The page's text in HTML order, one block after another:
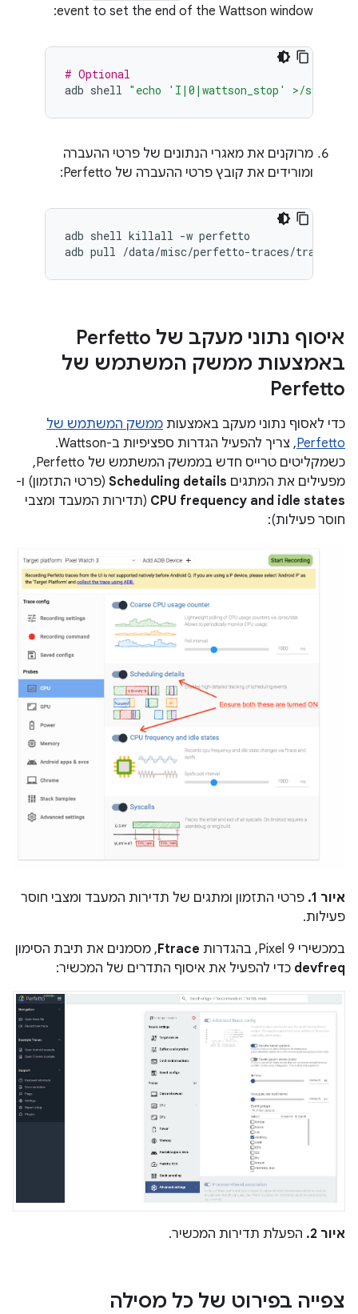
event to set the end of the Wattson window:
# Optional
adb shell "echo 'I|0|wattson_stop' >/sys/
מרוקנים את מאגרי הנתונים של פרטי ההעברה
ומורידים את קובץ פרטי ההעברה של Perfetto:
adb shell killall -w perfetto
adb pull /data/misc/perfetto-traces/trace
איסוף נתוני מעקב של Perfetto
באמצעות ממשק המשתמש של
Perfetto
כדי לאסוף נתוני מעקב באמצעות ממשק המשתמש של
Perfetto
, צריך להפעיל הגדרות ספציפיות ב-Wattson.
כשמקליטים טרייס חדש בממשק המשתמש של Perfetto,
מפעילים את המתגים Scheduling details (פרטי התזמון) ו-
CPU frequency and idle states (תדירות המעבד ומצבי
חוסר פעילות):
איור 1.
פרטי התזמון ומתגים של תדירות המעבד ומצבי חוסר
פעילות.
במכשירי Pixel 9, בהגדרות
Ftrace, מסמנים את תיבת הסימון
devfreq כדי להפעיל את איסוף התדרים של המכשיר:
איור 2. הפעלת תדירות המכשיר.
צפייה בפירוט של כל מסילה